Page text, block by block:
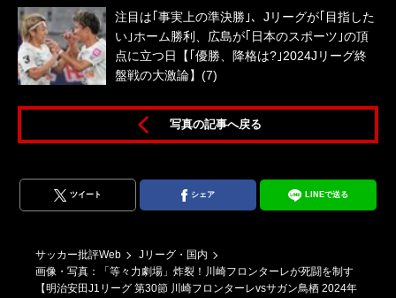
注目は｢事実上の準決勝｣、Jリーグが｢目指した
い｣ホーム勝利、広島が｢日本のスポーツ｣の頂
点に立つ日【｢優勝、降格は?｣2024Jリーグ終
盤戦の大激論】(7)
写真の記事へ戻る
ツイート シェア LINEで送る
サッカー批評Web
Jリーグ・国内
画像・写真：「等々力劇場」炸裂！川崎フロンターレが死闘を制す
【明治安田J1リーグ 第30節 川崎フロンターレvsサガン鳥栖 2024年